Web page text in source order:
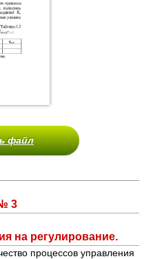
файл
3
на регулирование.
процессов управления